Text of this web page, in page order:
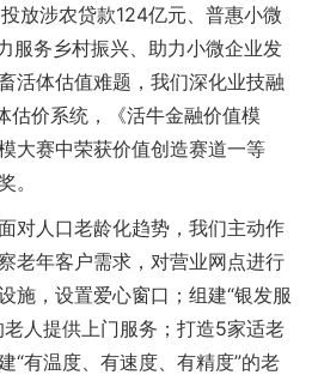
放涉农贷款124亿元、普惠小微
服务乡村振兴、助力小微企业发
活体估值难题，我们深化业技融
估价系统，《活牛金融价值模
大赛中荣获价值创造赛道一等
。
人口老龄化趋势，我们主动作
老年客户需求，对营业网点进行
施，设置爱心窗口；组建“银发服
人提供上门服务；打造5家适老
“有温度、有速度、有精度”的老